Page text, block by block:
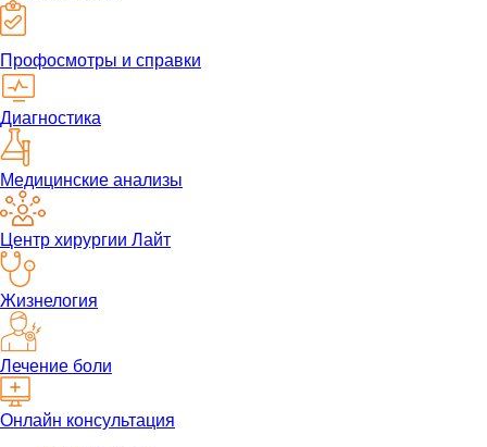
Профосмотры и справки
Диагностика
Медицинские анализы
Центр хирургии Лайт
Жизнелогия
Лечение боли
Онлайн консультация